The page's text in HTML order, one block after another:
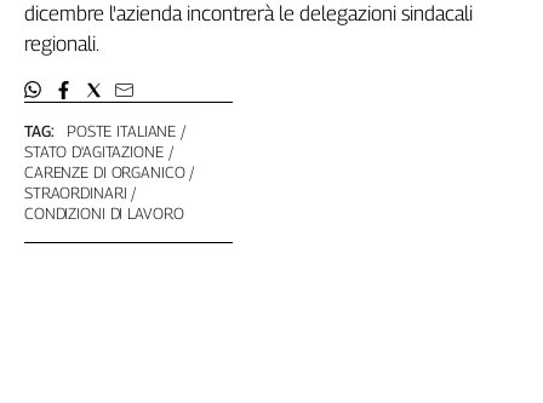
Collettiva
Talk
settimana
Girasoli
Il
Sassolino
Linea
TAG:
POSTE ITALIANE
STATO D'AGITAZIONE
CARENZE DI ORGANICO
STRAORDINARI
CONDIZIONI DI LAVORO
dicembre l'azienda incontrerà le delegazioni sindacali
regionali.